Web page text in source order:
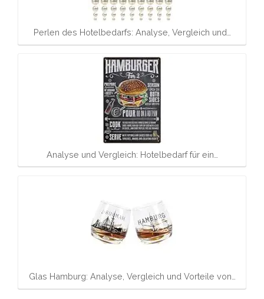
Perlen des Hotelbedarfs: Analyse, Vergleich und…
Analyse und Vergleich: Hotelbedarf für ein…
Glas Hamburg: Analyse, Vergleich und Vorteile von…